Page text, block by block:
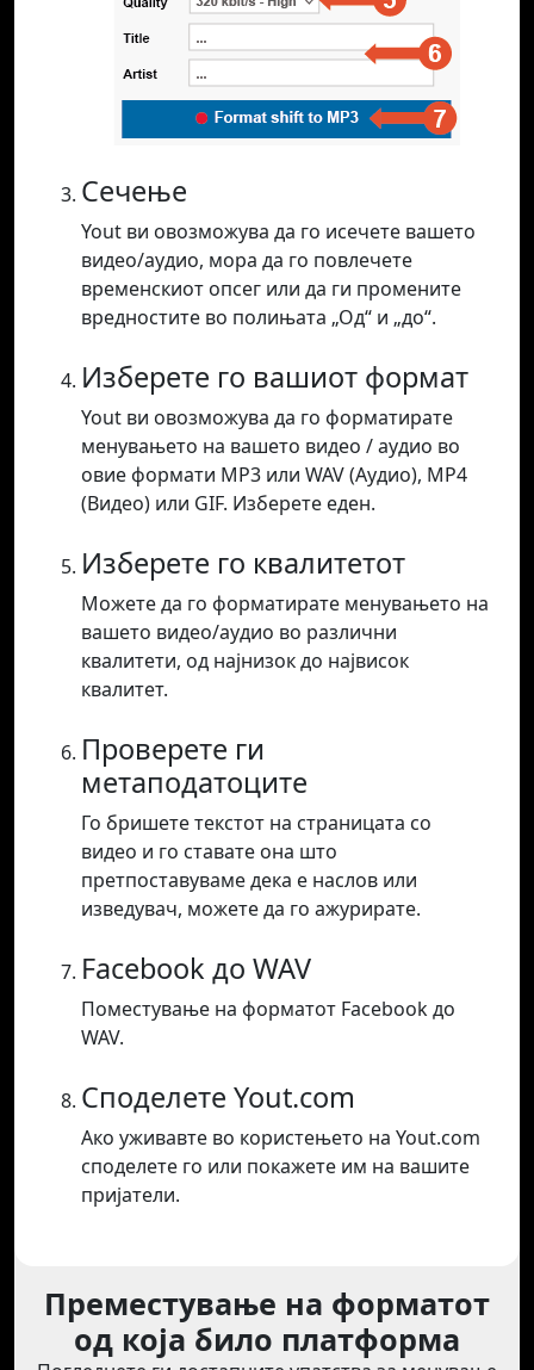
Сечење
Yout ви овозможува да го исечете вашето
видео/аудио, мора да го повлечете
временскиот опсег или да ги промените
вредностите во полињата „Од“ и „до“.
Изберете го вашиот формат
Yout ви овозможува да го форматирате
менувањето на вашето видео / аудио во
овие формати MP3 или WAV (Аудио), MP4
(Видео) или GIF. Изберете еден.
Изберете го квалитетот
Можете да го форматирате менувањето на
вашето видео/аудио во различни
квалитети, од најнизок до највисок
квалитет.
Проверете ги
метаподатоците
Го бришете текстот на страницата со
видео и го ставате она што
претпоставуваме дека е наслов или
изведувач, можете да го ажурирате.
Facebook до WAV
Поместување на форматот Facebook до
WAV.
Споделете Yout.com
Ако уживавте во користењето на Yout.com
споделете го или покажете им на вашите
пријатели.
Преместување на форматот
од која било платформа